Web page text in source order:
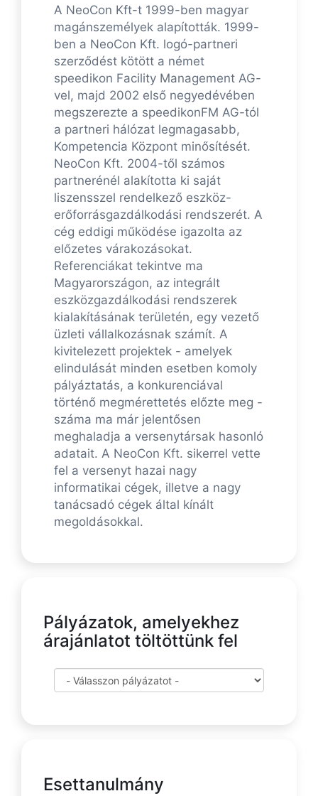
A NeoCon Kft-t 1999-ben magyar
magánszemélyek alapították. 1999-
ben a NeoCon Kft. logó-partneri
szerződést kötött a német
speedikon Facility Management AG-
vel, majd 2002 első negyedévében
megszerezte a speedikonFM AG-tól
a partneri hálózat legmagasabb,
Kompetencia Központ minősítését.
NeoCon Kft. 2004-től számos
partnerénél alakította ki saját
liszensszel rendelkező eszköz-
erőforrásgazdálkodási rendszerét. A
cég eddigi működése igazolta az
előzetes várakozásokat.
Referenciákat tekintve ma
Magyarországon, az integrált
eszközgazdálkodási rendszerek
kialakításának területén, egy vezető
üzleti vállalkozásnak számít. A
kivitelezett projektek - amelyek
elindulását minden esetben komoly
pályáztatás, a konkurenciával
történő megmérettetés előzte meg -
száma ma már jelentősen
meghaladja a versenytársak hasonló
adatait. A NeoCon Kft. sikerrel vette
fel a versenyt hazai nagy
informatikai cégek, illetve a nagy
tanácsadó cégek által kínált
megoldásokkal.
Pályázatok, amelyekhez
árajánlatot töltöttünk fel
Esettanulmány